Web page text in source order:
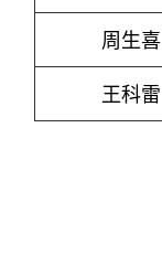
周生喜
王科雷